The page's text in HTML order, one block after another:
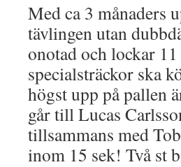
Med ca 3 månaders
tävlingen utan
onotad och lockar
specialsträckor ska
högst upp på pallen
går till Lucas
tillsammans med
inom 15 sek! Två st